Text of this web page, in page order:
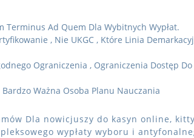
Ad Quem Dla Wybitnych Wypłat.
, Nie UKGC , Które Linia
Ograniczenia , Ograniczenia Dostęp Do
Ważna Osoba Planu Nauczania
Dla nowicjuszy do kasyn online, kitty
wypłaty wyboru i